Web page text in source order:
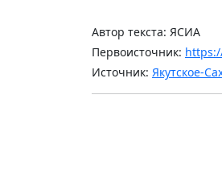
Автор текста: ЯСИА
Первоисточник:
Источник: Якутское-